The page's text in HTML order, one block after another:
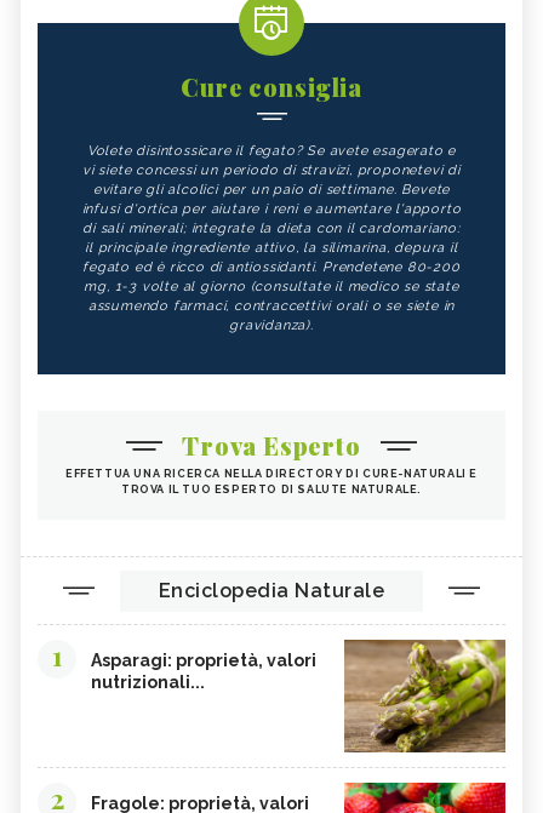
Cure consiglia
Volete disintossicare il fegato? Se avete esagerato e
vi siete concessi un periodo di stravizi, proponetevi di
evitare gli alcolici per un paio di settimane. Bevete
infusi d'ortica per aiutare i reni e aumentare l'apporto
di sali minerali; integrate la dieta con il cardomariano:
il principale ingrediente attivo, la silimarina, depura il
fegato ed è ricco di antiossidanti. Prendetene 80-200
mg, 1-3 volte al giorno (consultate il medico se state
assumendo farmaci, contraccettivi orali o se siete in
gravidanza).
Trova Esperto
EFFETTUA UNA RICERCA NELLA DIRECTORY DI CURE-NATURALI E
TROVA IL TUO ESPERTO DI SALUTE NATURALE.
Enciclopedia Naturale
1
Asparagi: proprietà, valori
nutrizionali...
2
Fragole: proprietà, valori